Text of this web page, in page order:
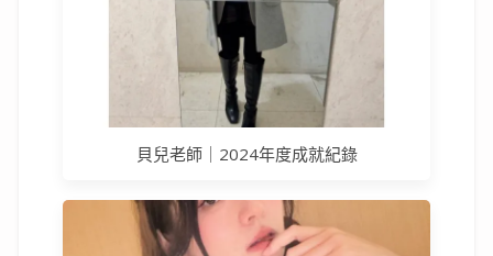
貝兒老師｜2024年度成就紀錄